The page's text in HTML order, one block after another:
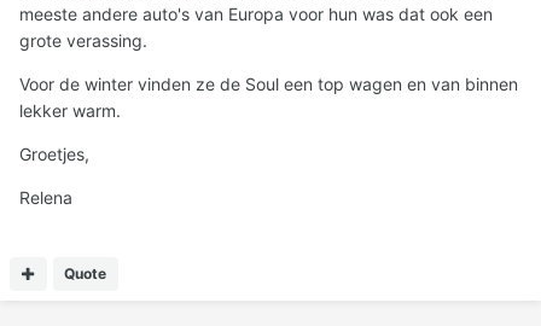
meeste andere auto's van Europa voor hun was dat ook een
grote verassing.
Voor de winter vinden ze de Soul een top wagen en van binnen
lekker warm.
Groetjes,
Relena
Quote